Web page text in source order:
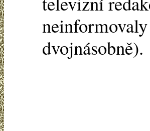
dvojnásobně).